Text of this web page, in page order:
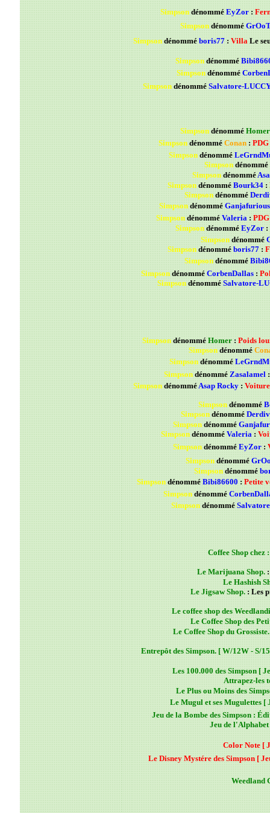
SimpsondénomméEyZor:
Simpsondénommé
Simpsondénomméboris77:VillaLe
Simpsondénommé
Simpsondénommé
SimpsondénomméSalvatore-
SimpsondénomméHomer
SimpsondénomméConan:PDG
Simpsondénommé
Simpsondénommé
Simpsondénommé
SimpsondénomméBourk34:
Simpsondénommé
SimpsondénomméGanjafurious
SimpsondénomméValeria:PDG
SimpsondénomméEyZor:
Simpsondénommé
Simpsondénomméboris77:
Simpsondénommé
SimpsondénomméCorbenDallas:
SimpsondénomméSalvatore-
SimpsondénomméHomer:Poids
Simpsondénommé
Simpsondénommé
SimpsondénomméZasalamel
SimpsondénomméAsap Rocky:
Simpsondénommé
Simpsondénommé
Simpsondénommé
SimpsondénomméValeria:
SimpsondénomméEyZor:
Simpsondénommé
Simpsondénommé
SimpsondénomméBibi86600:Petite
Simpsondénommé
Simpsondénommé
Coffee Shop chez
Le Marijuana Shop.:
Le Hashish
Le Jigsaw Shop.: Les
Le coffee shop des
Le Coffee Shop des
Le Coffee Shop du
Entrepôt des Simpson. [ W/12W - S/
Les 100.000 des Simpson [
Attrapez-les
Le Plus ou Moins des
Le Mugul et ses Mugulettes [
Jeu de la Bombe des Simpson :
Jeu de l'Alphabet
Color Note [
Le Disney Mystére des Simpson [
Weedland